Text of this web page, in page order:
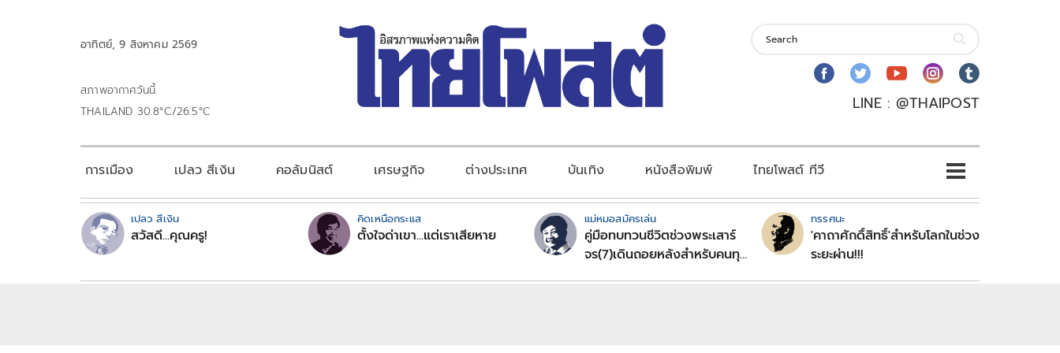
อาทิตย์, 9 สิงหาคม 2569
สภาพอากาศวันนี้
THAILAND 30.8°C/26.5°C
LINE : @THAIPOST
การเมือง เปลว สีเงิน คอลัมนิสต์ เศรษฐกิจ ต่างประเทศ บันเทิง หนังสือพิมพ์ ไทยโพสต์ ทีวี
เปลว สีเงิน
สวัสดี...คุณครู!
คิดเหนือกระแส
ตั้งใจด่าเขา...แต่เราเสียหาย
แม่หมอสมัครเล่น
คู่มือทบทวนชีวิตช่วงพระเสาร์
จร(7)เดินถอยหลังสำหรับคนทุก
ทรรศนะ
'คาถาศักดิ์สิทธิ์'สำหรับโลกในช่วง
ระยะผ่าน!!!